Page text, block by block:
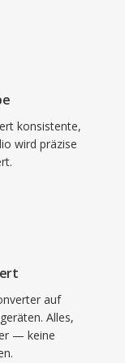
konsistente,
wird präzise
auf
Alles,
— keine